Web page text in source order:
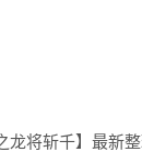
龙将斩千】最新